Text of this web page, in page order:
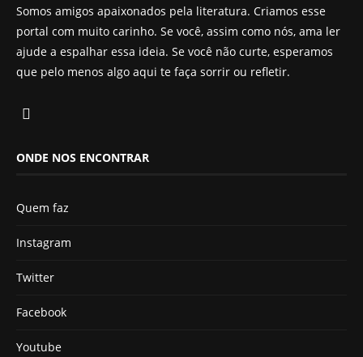
Somos amigos apaixonados pela literatura. Criamos esse
portal com muito carinho. Se você, assim como nós, ama ler
ajude a espalhar essa ideia. Se você não curte, esperamos
que pelo menos algo aqui te faça sorrir ou refletir.
ONDE NOS ENCONTRAR
Quem faz
Instagram
Twitter
Facebook
Youtube